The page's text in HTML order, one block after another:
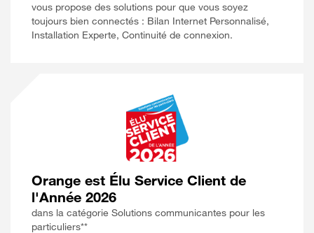
vous propose des solutions pour que vous soyez
toujours bien connectés : Bilan Internet Personnalisé,
Installation Experte, Continuité de connexion.
Orange est Élu Service Client de
l'Année 2026
dans la catégorie Solutions communicantes pour les
particuliers**